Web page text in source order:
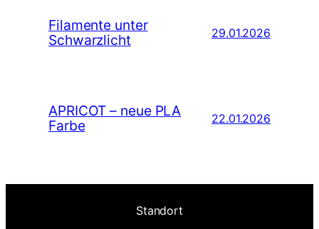
Filamente unter
Schwarzlicht
29.01.2026
APRICOT – neue PLA
Farbe
22.01.2026
Standort